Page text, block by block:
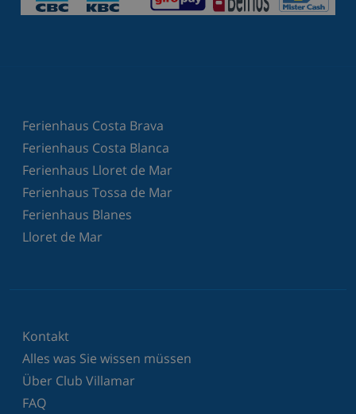
Ferienhaus Costa Brava
Ferienhaus Costa Blanca
Ferienhaus Lloret de Mar
Ferienhaus Tossa de Mar
Ferienhaus Blanes
Lloret de Mar
Kontakt
Alles was Sie wissen müssen
Über Club Villamar
FAQ